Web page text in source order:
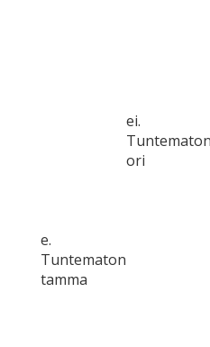
e.
Tuntematon
tamma
ei.
Tuntematon
ori